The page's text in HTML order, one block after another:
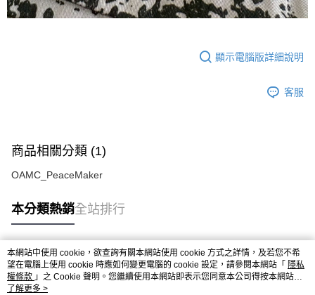
顯示電腦版詳細說明
客服
商品相關分類 (1)
OAMC_PeaceMaker
本分類熱銷全站排行
熱門標籤
本網站中使用 cookie，欲查詢有關本網站使用 cookie 方式之詳情，及若您不希
望在電腦上使用 cookie 時應如何變更電腦的 cookie 設定，請參閱本網站「 隱私
權條款 」之 Cookie 聲明。您繼續使用本網站即表示您同意本公司得按本網站使
用條款之 Cookie 聲明使用 cookie。
了解更多 >